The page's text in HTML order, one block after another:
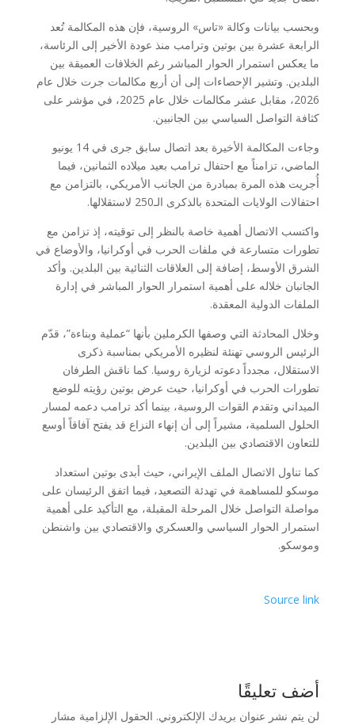
وبحسب بيانات وكالة «تاس» الروسية، فإن هذه المكالمة تُعد
الرابعة عشرة بين بوتين وترامب منذ عودة الأخير إلى الرئاسة،
ما يعكس استمرار الحوار المباشر رغم الخلافات العميقة بين
البلدين. وتشير الإحصاءات إلى أن أربع مكالمات جرت خلال عام
2026، مقابل عشر مكالمات خلال عام 2025، في مؤشر على
كثافة التواصل السياسي بين الجانبين.
وجاءت المكالمة الأخيرة بعد اتصال سابق جرى في 14 يونيو
الماضي، تزامناً مع احتفال ترامب بعيد ميلاده الثمانين، فيما
أُجريت هذه المرة بمبادرة من الجانب الأمريكي، بالتزامن مع
احتفالات الولايات المتحدة بالذكرى الـ250 لاستقلالها.
واكتسب الاتصال أهمية خاصة بالنظر إلى توقيته، إذ تزامن مع
تطورات متسارعة في ملفات الحرب في أوكرانيا، والأوضاع في
الشرق الأوسط، إضافة إلى العلاقات الثنائية بين البلدين. وأكد
الجانبان خلاله على أهمية استمرار الحوار المباشر في إدارة
الملفات الدولية المعقدة.
وخلال المحادثة التي وصفها الكرملين بأنها “عملية وبناءة”، قدّم
الرئيس الروسي تهنئة لنظيره الأمريكي بمناسبة ذكرى
الاستقلال، مجدداً دعوته لزيارة روسيا. كما ناقش الطرفان
تطورات الحرب في أوكرانيا، حيث عرض بوتين رؤيته للوضع
الميداني وتقدم القوات الروسية، بينما أكد ترامب دعمه لمسار
الحلول السلمية، مشيراً إلى أن إنهاء النزاع قد يفتح آفاقاً أوسع
للتعاون الاقتصادي بين البلدين.
كما تناول الاتصال الملف الإيراني، حيث أبدى بوتين استعداد
موسكو للمساهمة في تهدئة التصعيد، فيما اتفق الرئيسان على
مواصلة التواصل خلال المرحلة المقبلة، مع التأكيد على أهمية
استمرار الحوار السياسي والعسكري والاقتصادي بين واشنطن
وموسكو.
Source link
أضف تعليقًا
لن يتم نشر عنوان بريدك الإلكتروني. الحقول الإلزامية مشار